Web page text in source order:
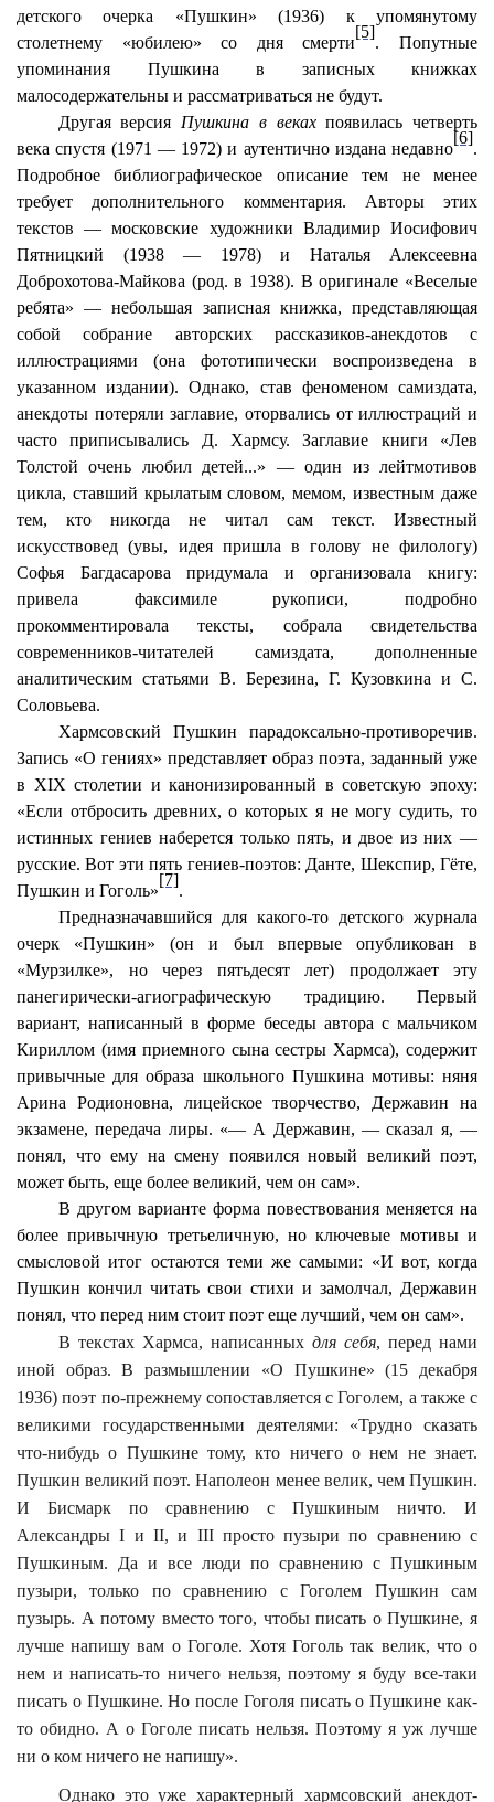
детского очерка «Пушкин» (1936) к упомянутому
столетнему «юбилею» со дня смерти
[5]
. Попутные
упоминания Пушкина в записных книжках
малосодержательны и рассматриваться не будут.
Другая версия Пушкина в векахпоявилась четверть
века спустя (1971 — 1972) и аутентично издана недавно
[6]
.
Подробное библиографическое описание тем не менее
требует дополнительного комментария. Авторы этих
текстов — московские художники Владимир Иосифович
Пятницкий (1938 — 1978) и Наталья Алексеевна
Доброхотова-Майкова (род. в 1938). В оригинале «Веселые
ребята» — небольшая записная книжка, представляющая
собой собрание авторских рассказиков-анекдотов с
иллюстрациями (она фототипически воспроизведена в
указанном издании). Однако, став феноменом самиздата,
анекдоты потеряли заглавие, оторвались от иллюстраций и
часто приписывались Д. Хармсу. Заглавие книги «Лев
Толстой очень любил детей...» — один из лейтмотивов
цикла, ставший крылатым словом, мемом, известным даже
тем, кто никогда не читал сам текст. Известный
искусствовед (увы, идея пришла в голову не филологу)
Софья Багдасарова придумала и организовала книгу:
привела факсимиле рукописи, подробно
прокомментировала тексты, собрала свидетельства
современников-читателей самиздата, дополненные
аналитическим статьями В. Березина, Г. Кузовкина и С.
Соловьева.
Хармсовский Пушкин парадоксально-противоречив.
Запись «О гениях» представляет образ поэта, заданный уже
в XIX столетии и канонизированный в советскую эпоху:
«Если отбросить древних, о которых я не могу судить, то
истинных гениев наберется только пять, и двое из них —
русские. Вот эти пять гениев-поэтов: Данте, Шекспир, Гёте,
Пушкин и Гоголь»
[7]
.
Предназначавшийся для какого-то детского журнала
очерк «Пушкин» (он и был впервые опубликован в
«Мурзилке», но через пятьдесят лет) продолжает эту
панегирически-агиографическую традицию. Первый
вариант, написанный в форме беседы автора с мальчиком
Кириллом (имя приемного сына сестры Хармса), содержит
привычные для образа школьного Пушкина мотивы: няня
Арина Родионовна, лицейское творчество, Державин на
экзамене, передача лиры. «— А Державин, — сказал я, —
понял, что ему на смену появился новый великий поэт,
может быть, еще более великий, чем он сам».
В другом варианте форма повествования меняется на
более привычную третьеличную, но ключевые мотивы и
смысловой итог остаются теми же самыми: «И вот, когда
Пушкин кончил читать свои стихи и замолчал, Державин
понял, что перед ним стоит поэт еще лучший, чем он сам».
В текстах Хармса, написанных для себя, перед нами
иной образ. В размышлении «О Пушкине» (15 декабря
1936) поэт по-прежнему сопоставляется с Гоголем, а также с
великими государственными деятелями: «Трудно сказать
что-нибудь о Пушкине тому, кто ничего о нем не знает.
Пушкин великий поэт. Наполеон менее велик, чем Пушкин.
И Бисмарк по сравнению с Пушкиным ничто. И
Александры I и II, и III просто пузыри по сравнению с
Пушкиным. Да и все люди по сравнению с Пушкиным
пузыри, только по сравнению с Гоголем Пушкин сам
пузырь. А потому вместо того, чтобы писать о Пушкине, я
лучше напишу вам о Гоголе. Хотя Гоголь так велик, что о
нем и написать-то ничего нельзя, поэтому я буду все-таки
писать о Пушкине. Но после Гоголя писать о Пушкине как-
то обидно. А о Гоголе писать нельзя. Поэтому я уж лучше
ни о ком ничего не напишу».
Однако это уже характерный хармсовский анекдот-